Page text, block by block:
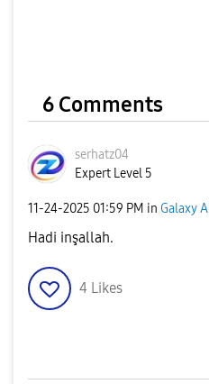
6 Comments
serhatz04
Expert Level 5
‎11-24-2025 01:59 PM in Galaxy A
Hadi inşallah.
4 Likes